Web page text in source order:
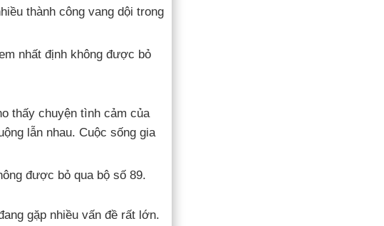
thành công vang dội trong
nhất định không được bỏ
thấy chuyện tình cảm của
lẫn nhau. Cuộc sống gia
được bỏ qua bộ số 89.
gặp nhiều vấn đề rất lớn.